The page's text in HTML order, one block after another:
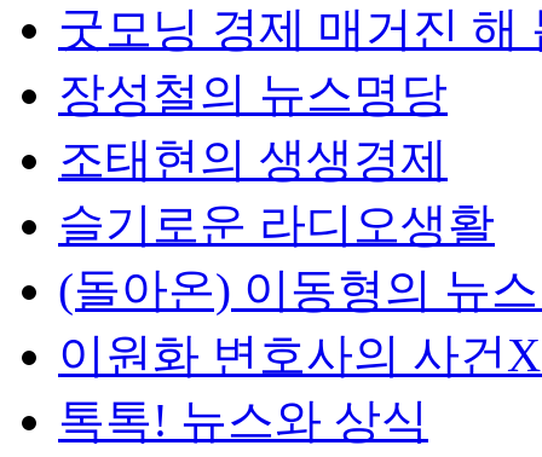
굿모닝 경제 매거진 해
장성철의 뉴스명당
조태현의 생생경제
슬기로운 라디오생활
(돌아온) 이동형의 뉴
이원화 변호사의 사건
톡톡! 뉴스와 상식